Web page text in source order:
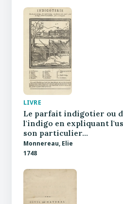
LIVRE
Le parfait indigotier ou
l'indigo en expliquant
son particulier…
Monnereau, Elie
1748